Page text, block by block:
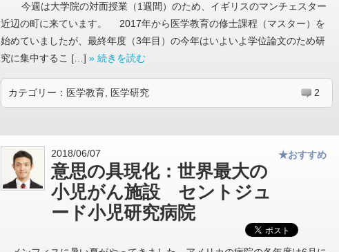
今週は大学院の対面授業（1週間）のため、イギリスのマンチェスター
近辺の町に来ています。 2017年から医学教育の修士課程（マスター）を
始めていましたが、最終年度（3年目）の今年はいよいよ学位論文のため研
究に集中するこ […] » 続きを読む
カテゴリー： 医学教育 医学研究 2
2018/06/07
意思の具現化：世界最大の
小児がん施設 セントジュ
ード小児研究病院
★おすすめ